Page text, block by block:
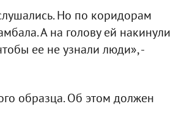
Но по коридорам
А на голову ей накинули
ее не узнали люди», -
образца. Об этом должен